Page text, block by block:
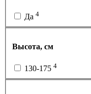
Да 4
Высота, см
130-175 4